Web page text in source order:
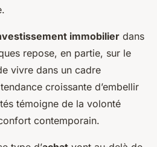
immobilier dans
repose, en partie, sur le
vivre dans un cadre
croissante d’embellir
témoigne de la volonté
contemporain.